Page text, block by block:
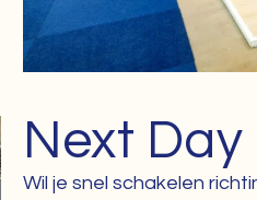
Next Day
Wil je snel schakelen